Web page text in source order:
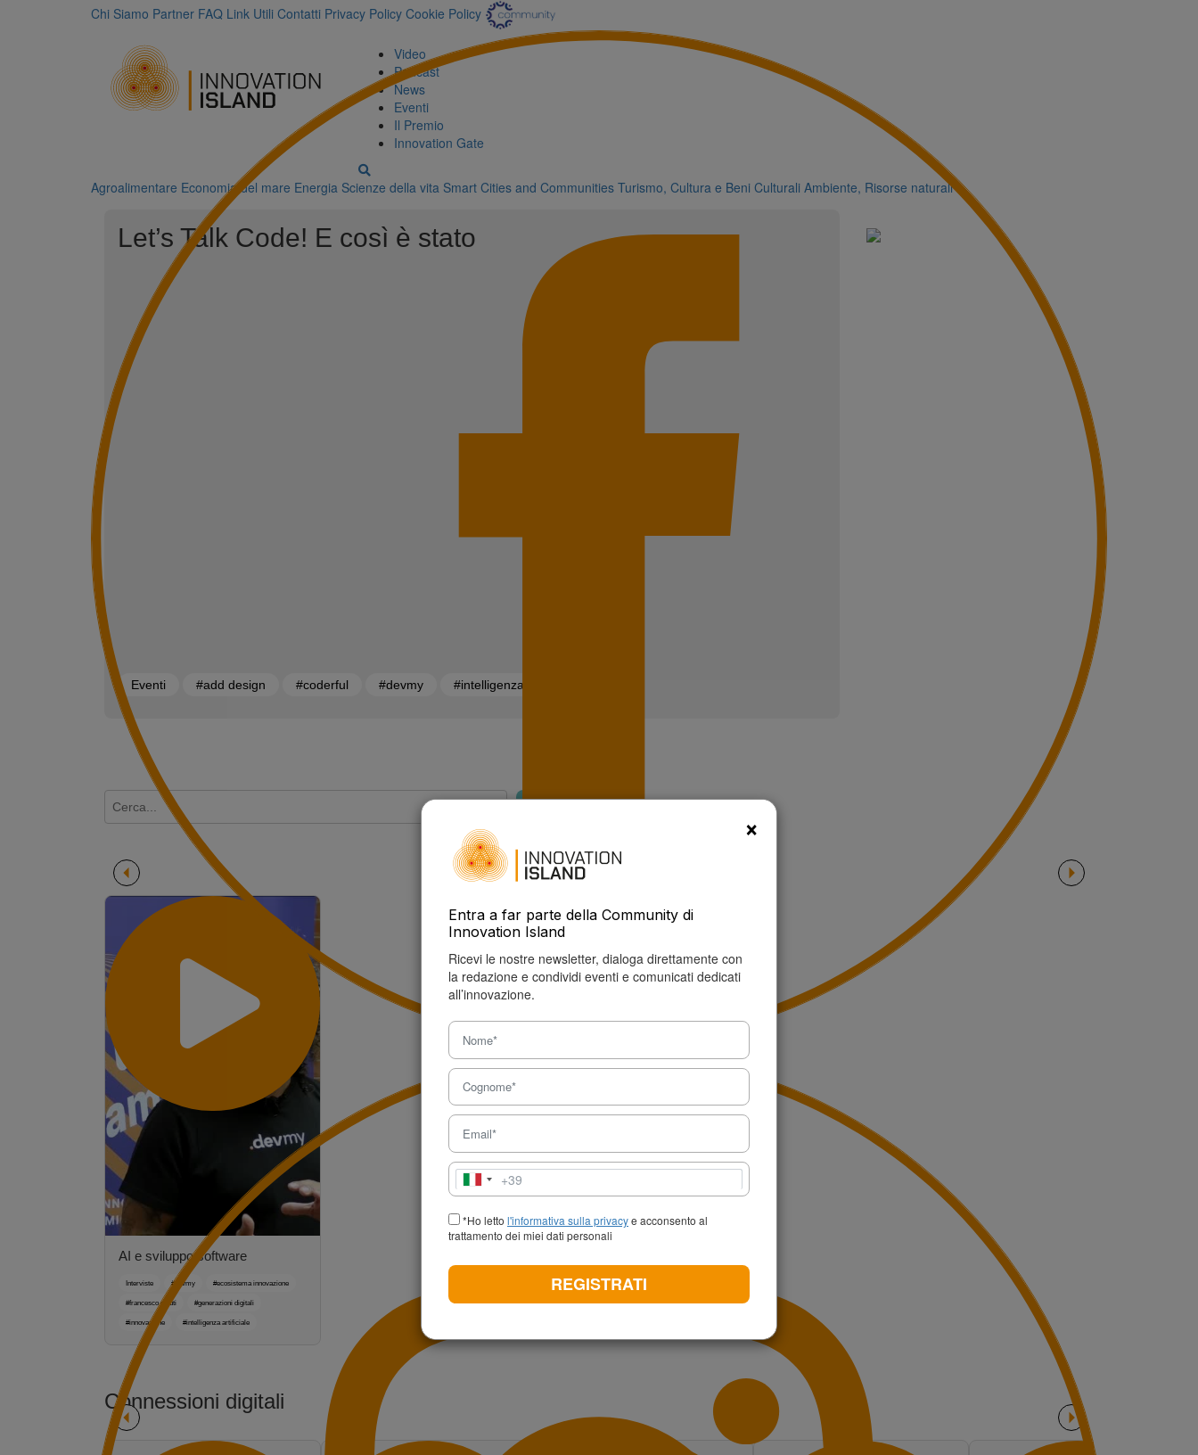
Chi Siamo Partner FAQ Link Utili Contatti Privacy Policy Cookie Policy
Video
Podcast
News
Eventi
Il Premio
Innovation Gate
Agroalimentare Economia del mare Energia Scienze della vita Smart Cities and Communities Turismo, Cultura e Beni Culturali Ambiente, Risorse naturali
Let’s Talk Code! E così è stato
Eventi #add design #coderful #devmy #intelligenza artificiale
Risultati ricerca per:
AI e sviluppo software
Interviste #devmy #ecosistema innovazione
#francesco sciuti #generazioni digitali
#innovazione #intelligenza artificiale
Connessioni digitali
×
Entra a far parte della Community di
Innovation Island
Ricevi le nostre newsletter, dialoga direttamente con
la redazione e condividi eventi e comunicati dedicati
all’innovazione.
Italia
+39
+39
*Ho letto l'informativa sulla privacye acconsento al
trattamento dei miei dati personali
REGISTRATI